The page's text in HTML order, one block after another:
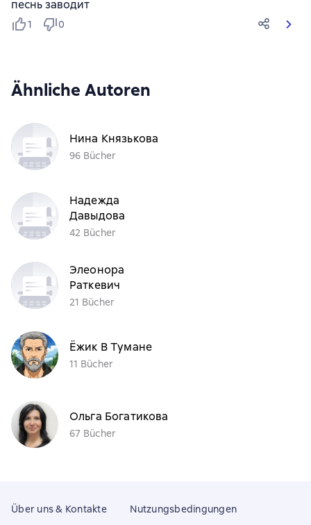
песнь заводит
1 0
Ähnliche Autoren
Нина Князькова
96 Bücher
Надежда
Давыдова
42 Bücher
Элеонора
Раткевич
21 Bücher
Ёжик В Тумане
11 Bücher
Ольга Богатикова
67 Bücher
Über uns & Kontakte Nutzungsbedingungen